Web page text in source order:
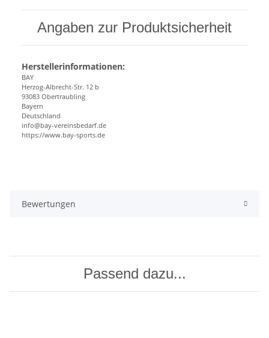
Angaben zur Produktsicherheit
Herstellerinformationen:
BAY
Herzog-Albrecht-Str. 12 b
93083 Obertraubling
Bayern
Deutschland
info@bay-vereinsbedarf.de
https://www.bay-sports.de
Bewertungen
Passend dazu...